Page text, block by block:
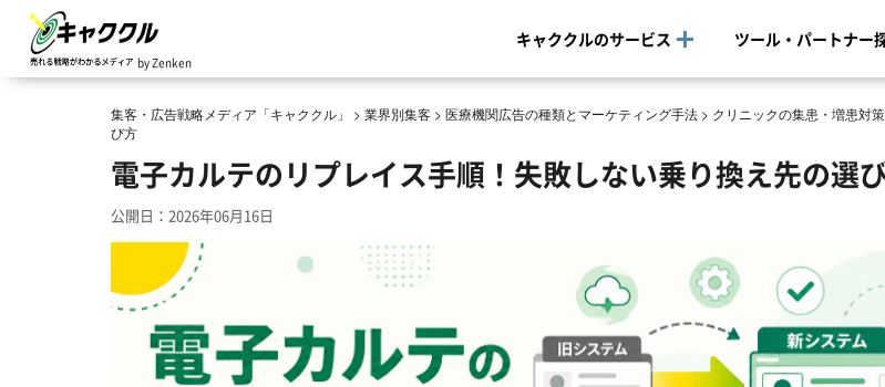
by Zenken
キャククルのサービス ツール・パートナー
集客・広告戦略メディア「キャククル」 > 業界別集客 > 医療機関広告の種類とマーケティング手法 > クリニックの集患・増患対
び方
電子カルテのリプレイス手順！失敗しない乗り換え先の選
公開日：2026年06月16日